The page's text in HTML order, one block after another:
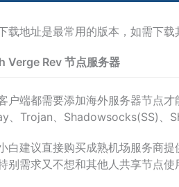
载地址是最常用的版本，如需下
Verge Rev 节点服务器
户端都需要添加海外服务器节点
、Trojan、Shadowsocks(SS)、
白建议直接购买成熟机场服务商
别需求又不想和其他人共享节点